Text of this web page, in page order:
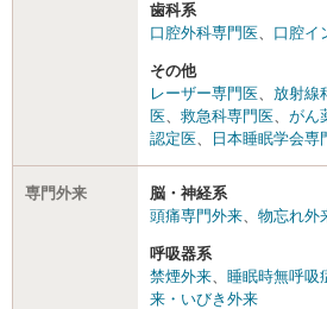
歯科系
口腔外科専門医、 口腔イ
その他
レーザー専門医、 放射線
医、 救急科専門医、 がん
認定医、 日本睡眠学会専
専門外来
脳・神経系
頭痛専門外来、 物忘れ外
呼吸器系
禁煙外来、 睡眠時無呼吸
来・いびき外来